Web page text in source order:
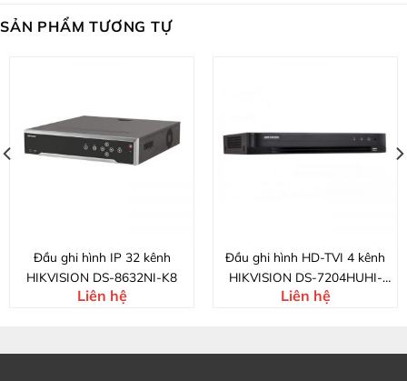
SẢN PHẨM TƯƠNG TỰ
Đầu ghi hình IP 32 kênh
HIKVISION DS-8632NI-K8
Liên hệ
Đầu ghi hình HD-TVI 4 kênh
HIKVISION DS-7204HUHI-
K1/ALARM
Liên hệ